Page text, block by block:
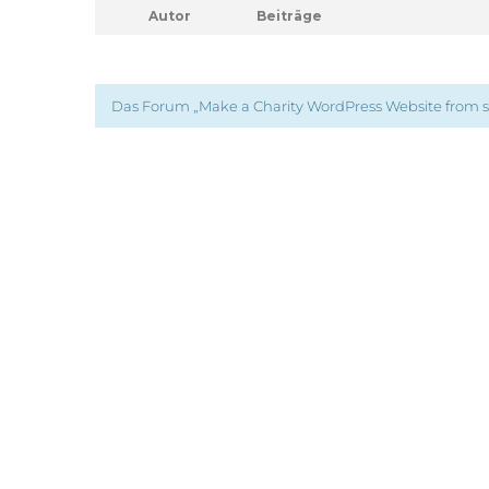
Autor Beiträge
Das Forum „Make a Charity WordPress Website